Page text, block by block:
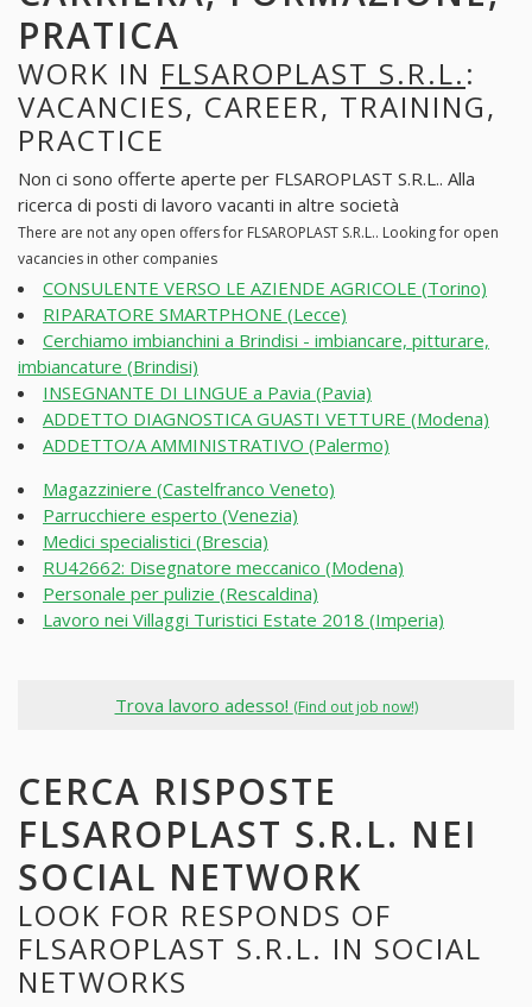
PRATICA
WORK IN FLSAROPLAST S.R.L.:
VACANCIES, CAREER, TRAINING,
PRACTICE
Non ci sono offerte aperte per FLSAROPLAST S.R.L.. Alla
ricerca di posti di lavoro vacanti in altre società
There are not any open offers for FLSAROPLAST S.R.L.. Looking for open
vacancies in other companies
CONSULENTE VERSO LE AZIENDE AGRICOLE (Torino)
RIPARATORE SMARTPHONE (Lecce)
Cerchiamo imbianchini a Brindisi - imbiancare, pitturare,
imbiancature (Brindisi)
INSEGNANTE DI LINGUE a Pavia (Pavia)
ADDETTO DIAGNOSTICA GUASTI VETTURE (Modena)
ADDETTO/A AMMINISTRATIVO (Palermo)
Magazziniere (Castelfranco Veneto)
Parrucchiere esperto (Venezia)
Medici specialistici (Brescia)
RU42662: Disegnatore meccanico (Modena)
Personale per pulizie (Rescaldina)
Lavoro nei Villaggi Turistici Estate 2018 (Imperia)
Trova lavoro adesso! (Find out job now!)
CERCA RISPOSTE
FLSAROPLAST S.R.L. NEI
SOCIAL NETWORK
LOOK FOR RESPONDS OF
FLSAROPLAST S.R.L. IN SOCIAL
NETWORKS